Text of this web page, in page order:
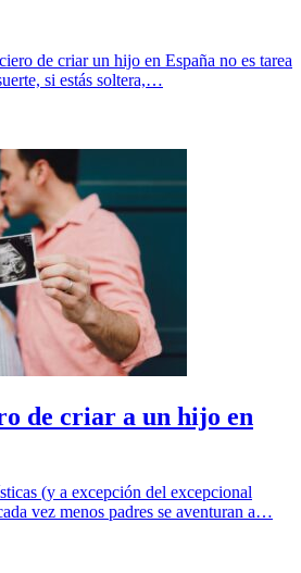
de criar un hijo en España no es tarea
si estás soltera,…
de criar a un hijo en
(y a excepción del excepcional
vez menos padres se aventuran a…